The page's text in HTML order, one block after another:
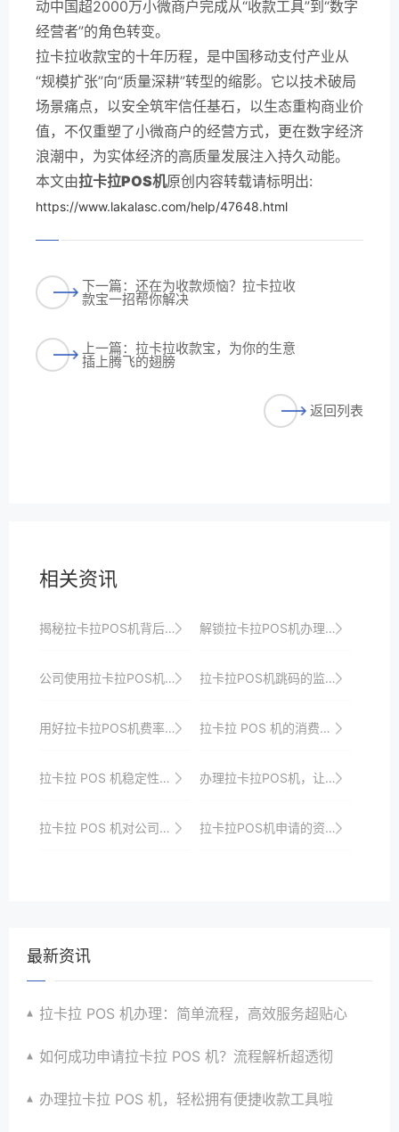
动中国超2000万小微商户完成从“收款工具”到“数字
经营者”的角色转变。
拉卡拉收款宝的十年历程，是中国移动支付产业从
“规模扩张”向“质量深耕”转型的缩影。它以技术破局
场景痛点，以安全筑牢信任基石，以生态重构商业价
值，不仅重塑了小微商户的经营方式，更在数字经济
浪潮中，为实体经济的高质量发展注入持久动能。
本文由拉卡拉POS机原创内容转载请标明出:
https://www.lakalasc.com/help/47648.html
下一篇：还在为收款烦恼？拉卡拉收
款宝一招帮你解决
上一篇：拉卡拉收款宝，为你的生意
插上腾飞的翅膀
返回列表
相关资讯
揭秘拉卡拉POS机背后的强大技术支持与安全体系 解锁拉卡拉POS机办理技巧，打破支付壁垒
公司使用拉卡拉POS机的流程优化 拉卡拉POS机跳码的监管政策解读与行业自律实践
用好拉卡拉POS机费率，发展你自己的电子支付模式 拉卡拉 POS 机的消费数据分析功能
拉卡拉 POS 机稳定性对业务的重要性 办理拉卡拉POS机，让您的支付变得更加便捷
拉卡拉 POS 机对公司品牌形象的影响 拉卡拉POS机申请的资质要求
最新资讯
拉卡拉 POS 机办理：简单流程，高效服务超贴心
如何成功申请拉卡拉 POS 机？流程解析超透彻
办理拉卡拉 POS 机，轻松拥有便捷收款工具啦